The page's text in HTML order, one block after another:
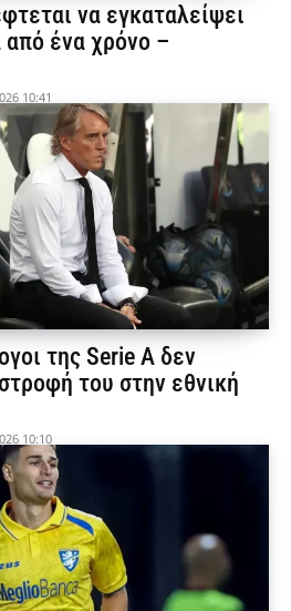
να εγκαταλείψει
ένα χρόνο –
10:41
της Serie A δεν
του στην εθνική
10:10